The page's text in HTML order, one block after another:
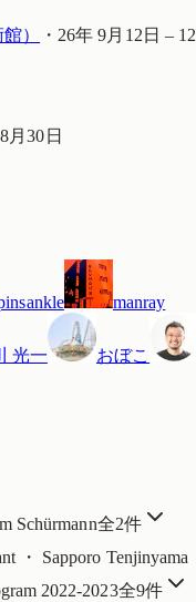
）
・ 26年 9月12日 – 12
月30日
manray
光一 おぼこ
Schürmann全2件
・ Sapporo Tenjinyama
2022-2023全9件